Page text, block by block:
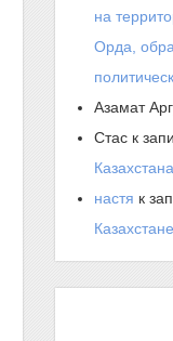
на
Орда,
Азамат
Стас к
настя к
Казахстане